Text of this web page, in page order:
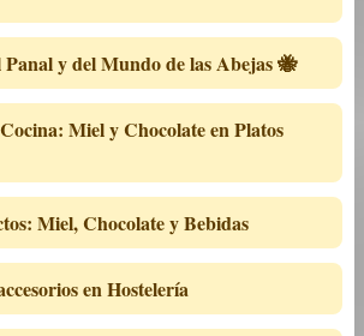
y del Mundo de las Abejas 🐝
Miel y Chocolate en Platos
Miel, Chocolate y Bebidas
en Hostelería